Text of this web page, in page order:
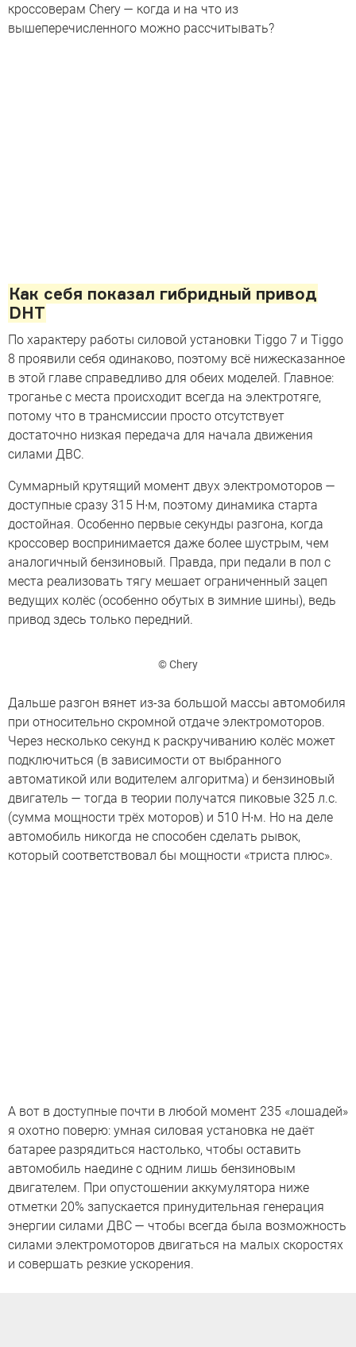
кроссоверам Chery — когда и на что из
вышеперечисленного можно рассчитывать?
Как себя показал гибридный привод
DHT
По характеру работы силовой установки Tiggo 7 и Tiggo
8 проявили себя одинаково, поэтому всё нижесказанное
в этой главе справедливо для обеих моделей. Главное:
троганье с места происходит всегда на электротяге,
потому что в трансмиссии просто отсутствует
достаточно низкая передача для начала движения
силами ДВС.
Суммарный крутящий момент двух электромоторов —
доступные сразу 315 Н∙м, поэтому динамика старта
достойная. Особенно первые секунды разгона, когда
кроссовер воспринимается даже более шустрым, чем
аналогичный бензиновый. Правда, при педали в пол с
места реализовать тягу мешает ограниченный зацеп
ведущих колёс (особенно обутых в зимние шины), ведь
привод здесь только передний.
© Chery
Дальше разгон вянет из-за большой массы автомобиля
при относительно скромной отдаче электромоторов.
Через несколько секунд к раскручиванию колёс может
подключиться (в зависимости от выбранного
автоматикой или водителем алгоритма) и бензиновый
двигатель — тогда в теории получатся пиковые 325 л.с.
(сумма мощности трёх моторов) и 510 Н∙м. Но на деле
автомобиль никогда не способен сделать рывок,
который соответствовал бы мощности «триста плюс».
А вот в доступные почти в любой момент 235 «лошадей»
я охотно поверю: умная силовая установка не даёт
батарее разрядиться настолько, чтобы оставить
автомобиль наедине с одним лишь бензиновым
двигателем. При опустошении аккумулятора ниже
отметки 20% запускается принудительная генерация
энергии силами ДВС — чтобы всегда была возможность
силами электромоторов двигаться на малых скоростях
и совершать резкие ускорения.